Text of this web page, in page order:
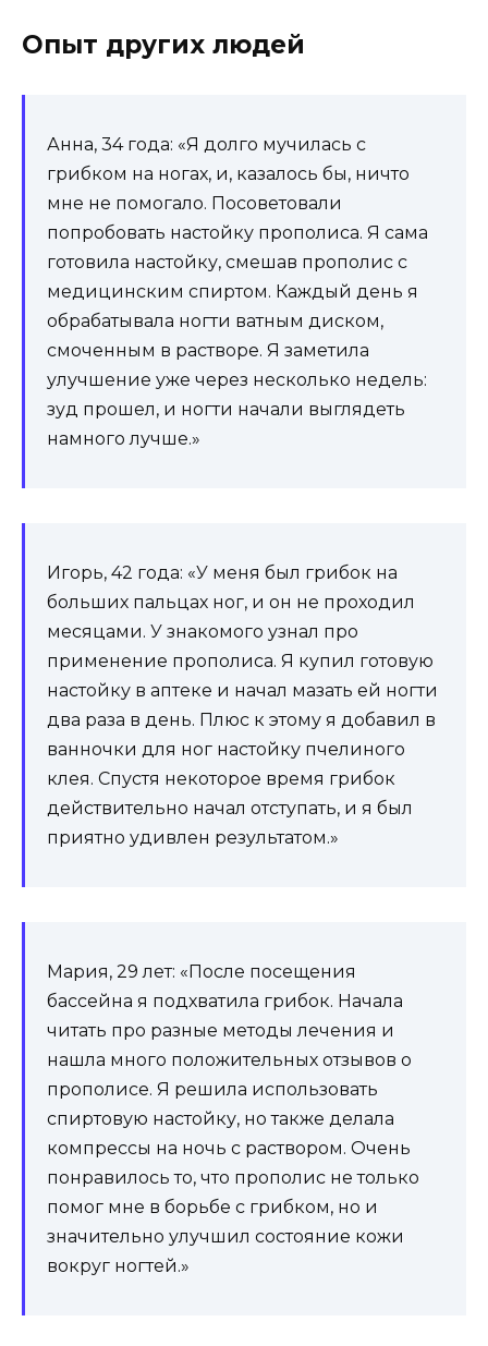
Опыт других людей
Анна, 34 года: «Я долго мучилась с
грибком на ногах, и, казалось бы, ничто
мне не помогало. Посоветовали
попробовать настойку прополиса. Я сама
готовила настойку, смешав прополис с
медицинским спиртом. Каждый день я
обрабатывала ногти ватным диском,
смоченным в растворе. Я заметила
улучшение уже через несколько недель:
зуд прошел, и ногти начали выглядеть
намного лучше.»
Игорь, 42 года: «У меня был грибок на
больших пальцах ног, и он не проходил
месяцами. У знакомого узнал про
применение прополиса. Я купил готовую
настойку в аптеке и начал мазать ей ногти
два раза в день. Плюс к этому я добавил в
ванночки для ног настойку пчелиного
клея. Спустя некоторое время грибок
действительно начал отступать, и я был
приятно удивлен результатом.»
Мария, 29 лет: «После посещения
бассейна я подхватила грибок. Начала
читать про разные методы лечения и
нашла много положительных отзывов о
прополисе. Я решила использовать
спиртовую настойку, но также делала
компрессы на ночь с раствором. Очень
понравилось то, что прополис не только
помог мне в борьбе с грибком, но и
значительно улучшил состояние кожи
вокруг ногтей.»